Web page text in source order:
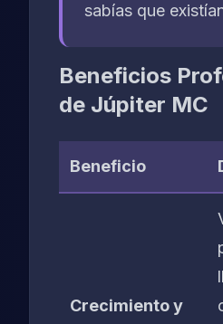
sabías que
Beneficios
de Júpiter MC
Beneficio
Crecimiento y